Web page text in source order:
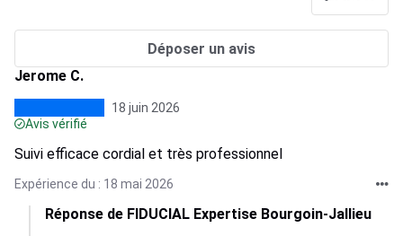
Déposer un avis
Jerome C.
18 juin 2026
Avis vérifié
Suivi efficace cordial et très professionnel
Expérience du : 18 mai 2026
Réponse de FIDUCIAL Expertise Bourgoin-Jallieu